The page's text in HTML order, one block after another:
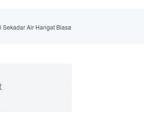
Air Hangat Biasa